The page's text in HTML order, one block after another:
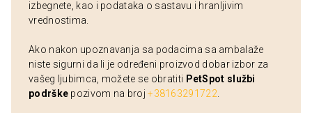
izbegnete, kao i podataka o sastavu i hranljivim
vrednostima.
Ako nakon upoznavanja sa podacima sa ambalaže
niste sigurni da li je određeni proizvod dobar izbor za
vašeg ljubimca, možete se obratiti PetSpot službi
podrške pozivom na broj+38163291722